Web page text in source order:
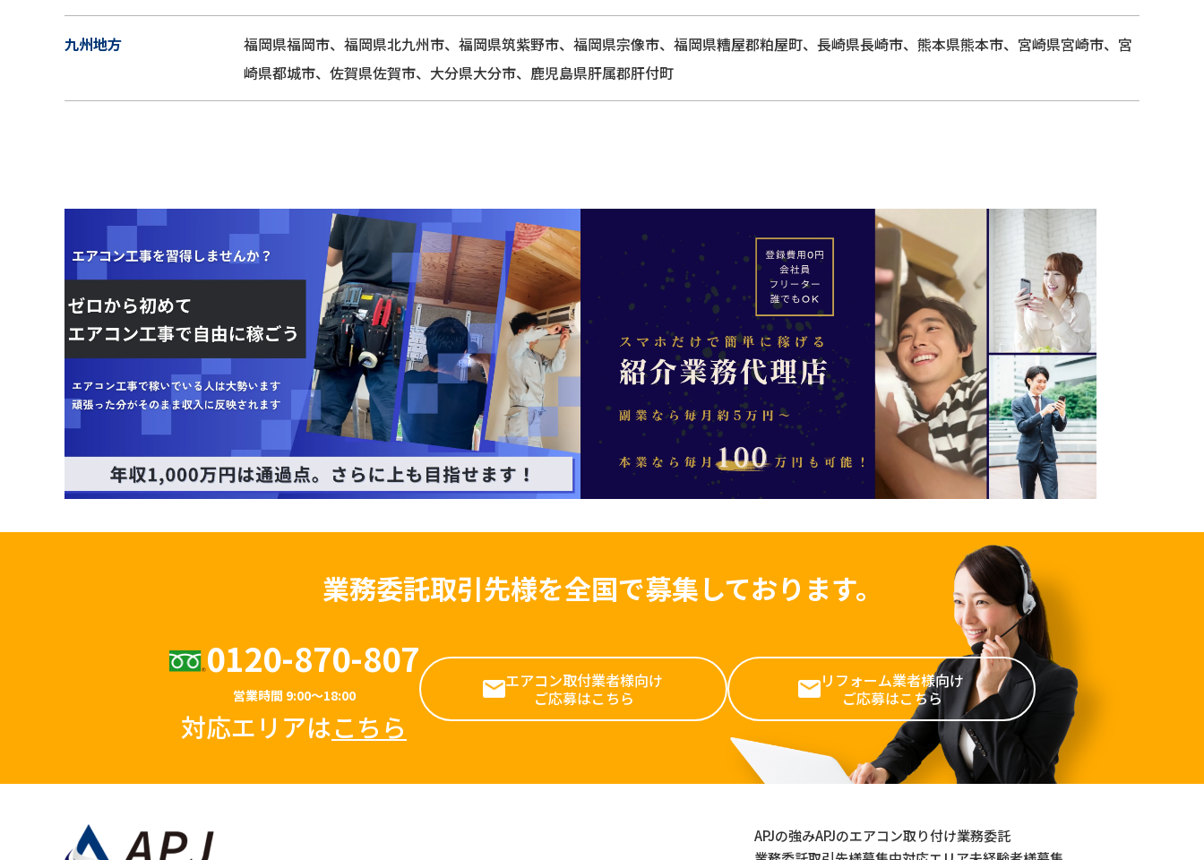
九州地方
福岡県福岡市、福岡県北九州市、福岡県筑紫野市、福岡県宗像市、福岡県糟屋郡粕屋町、長崎県長崎市、熊本県熊本市、宮崎県宮崎市、宮
崎県都城市、佐賀県佐賀市、大分県大分市、鹿児島県肝属郡肝付町
業務委託取引先様を全国で募集しております。
0120-870-807
営業時間 9:00～18:00
対応エリアはこちら
エアコン取付業者様向け
ご応募はこちら
リフォーム業者様向け
ご応募はこちら
APJの強みAPJのエアコン取り付け業務委託